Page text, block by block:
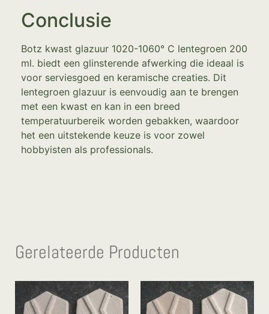
Conclusie
Botz kwast glazuur 1020-1060° C lentegroen 200
ml. biedt een glinsterende afwerking die ideaal is
voor serviesgoed en keramische creaties. Dit
lentegroen glazuur is eenvoudig aan te brengen
met een kwast en kan in een breed
temperatuurbereik worden gebakken, waardoor
het een uitstekende keuze is voor zowel
hobbyisten als professionals.
Gerelateerde Producten